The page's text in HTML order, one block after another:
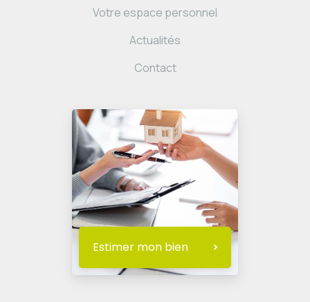
Votre espace personnel
Actualités
Contact
Estimer mon bien